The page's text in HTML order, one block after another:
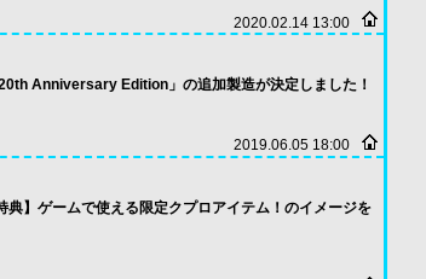
2020.02.14 13:00
Anniversary Edition」の追加製造が決定しました！
2019.06.05 18:00
】ゲームで使える限定クプロアイテム！のイメージを